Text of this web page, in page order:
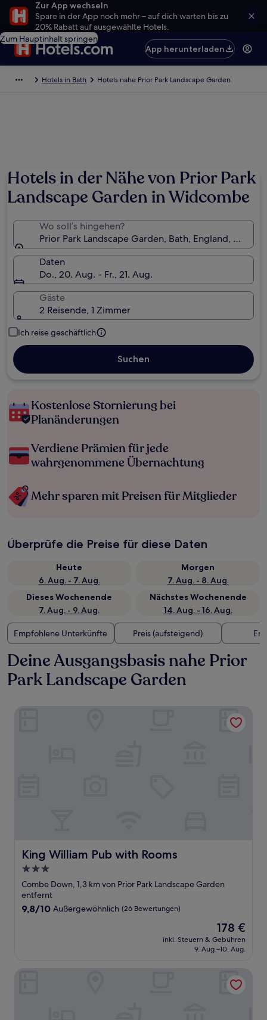
Zur App wechseln
Spare in der App noch mehr – auf dich warten bis zu
20% Rabatt auf ausgewählte Hotels.
Zum Hauptinhalt springen
App herunterladen
Hotels in Bath Hotels nahe Prior Park Landscape Garden
Hotels in der Nähe von Prior Park
Landscape Garden in Widcombe
Wo soll’s hingehen?
Prior Park Landscape Garden, Bath, England,
Daten
Do., 20. Aug. - Fr., 21. Aug.
Gäste
2 Reisende, 1 Zimmer
Ich reise geschäftlich
Suchen
Kostenlose Stornierung bei
Planänderungen
Verdiene Prämien für jede
wahrgenommene Übernachtung
Mehr sparen mit Preisen für Mitglieder
Überprüfe die Preise für diese Daten
Heute
6. Aug. - 7. Aug.
Morgen
7. Aug. - 8. Aug.
Dieses Wochenende
7. Aug. - 9. Aug.
Nächstes Wochenende
14. Aug. - 16. Aug.
Empfohlene Unterkünfte Preis (aufsteigend)
Deine Ausgangsbasis nahe Prior
Park Landscape Garden
King William Pub with Rooms
King William Pub with Rooms
3.0-
Sterne-
Unterkunft
Combe Down, 1,3 km von Prior Park Landscape Garden
entfernt
9.8
9,8/10 Außergewöhnlich (26 Bewertungen)
Der
Preis
beträgt
178 €
inkl. Steuern & Gebühren
9. Aug.–10. Aug.